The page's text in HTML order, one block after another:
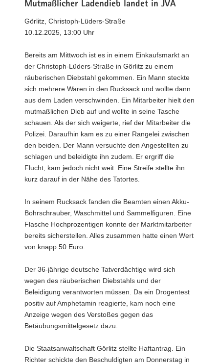
Mutmaßlicher Ladendieb landet in JVA
Görlitz, Christoph-Lüders-Straße
10.12.2025, 13:00 Uhr
Bereits am Mittwoch ist es in einem Einkaufsmarkt an
der Christoph-Lüders-Straße in Görlitz zu einem
räuberischen Diebstahl gekommen. Ein Mann steckte
sich mehrere Waren in den Rucksack und wollte dann
aus dem Laden verschwinden. Ein Mitarbeiter hielt den
mutmaßlichen Dieb auf und wollte in seine Tasche
schauen. Als der sich weigerte, rief der Mitarbeiter die
Polizei. Daraufhin kam es zu einer Rangelei zwischen
den beiden. Der Mann versuchte den Angestellten zu
schlagen und beleidigte ihn zudem. Er ergriff die
Flucht, kam jedoch nicht weit. Eine Streife stellte ihn
kurz darauf in der Nähe des Tatortes.
In seinem Rucksack fanden die Beamten einen Akku-
Bohrschrauber, Waschmittel und Sammelfiguren. Eine
Flasche Hochprozentigen konnte der Marktmitarbeiter
bereits sicherstellen. Alles zusammen hatte einen Wert
von knapp 50 Euro.
Der 36-jährige deutsche Tatverdächtige wird sich
wegen des räuberischen Diebstahls und der
Beleidigung verantworten müssen. Da ein Drogentest
positiv auf Amphetamin reagierte, kam noch eine
Anzeige wegen des Verstoßes gegen das
Betäubungsmittelgesetz dazu.
Die Staatsanwaltschaft Görlitz stellte Haftantrag. Ein
Richter schickte den Beschuldigten am Donnerstag in